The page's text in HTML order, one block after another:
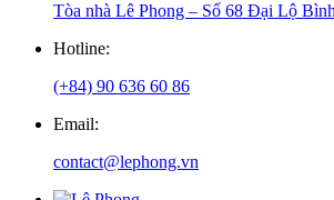
Tòa nhà Lê Phong – Số 68 Đại Lộ
Hotline:
(+84) 90 636 60 86
Email:
contact@lephong.vn